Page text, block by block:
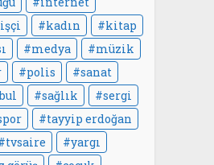
işçi kadın
kitap
medya
müzik
polis
sanat
sağlık
sergi
tayyip erdoğan
tvsaire
yargı